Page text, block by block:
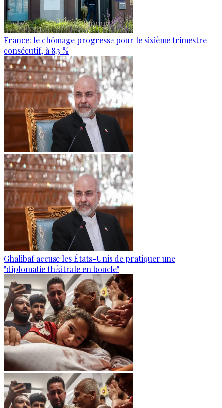
France: le chômage progresse pour le sixième trimestre
consécutif, à 8,3 %
Ghalibaf accuse les États-Unis de pratiquer une
"diplomatie théâtrale en boucle"